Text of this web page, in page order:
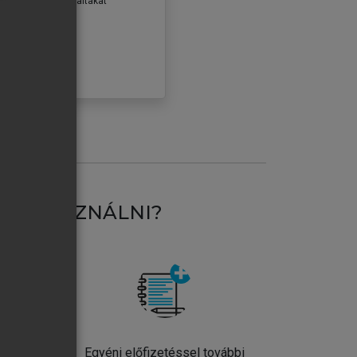
HASZNÁLNI?
Egyéni előfizetéssel további